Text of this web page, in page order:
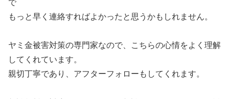
で
もっと早く連絡すればよかったと思うかもしれません。
ヤミ金被害対策の専門家なので、こちらの心情をよく理解
してくれています。
親切丁寧であり、アフターフォローもしてくれます。